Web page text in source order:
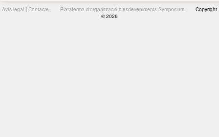
Avís legal | Contacte Plataforma d'organització d'esdeveniments Symposium
Copyright
© 2026